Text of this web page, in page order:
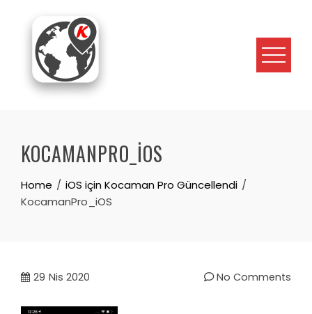
content
KOCAMANPRO_IOS
Home
iOS için Kocaman Pro Güncellendi
KocamanPro_iOS
29 Nis 2020 No Comments